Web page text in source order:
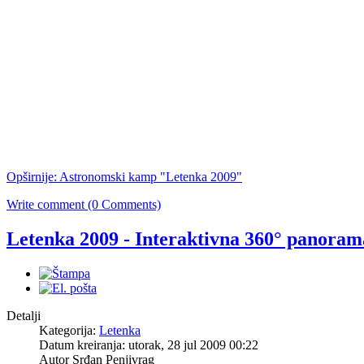
Opširnije: Astronomski kamp "Letenka 2009"
Write comment (0 Comments)
Letenka 2009 - Interaktivna 360°
Detalji
Kategorija: Letenka
Datum kreiranja: utorak, 28 jul 2009 00:22
Autor Srđan Penjivrag